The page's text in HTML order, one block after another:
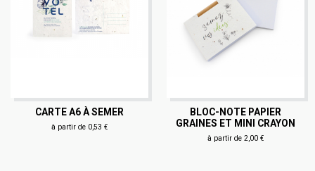
CARTE A6 À SEMER
à partir de 0,53 €
BLOC-NOTE PAPIER
GRAINES ET MINI CRAYON
à partir de 2,00 €